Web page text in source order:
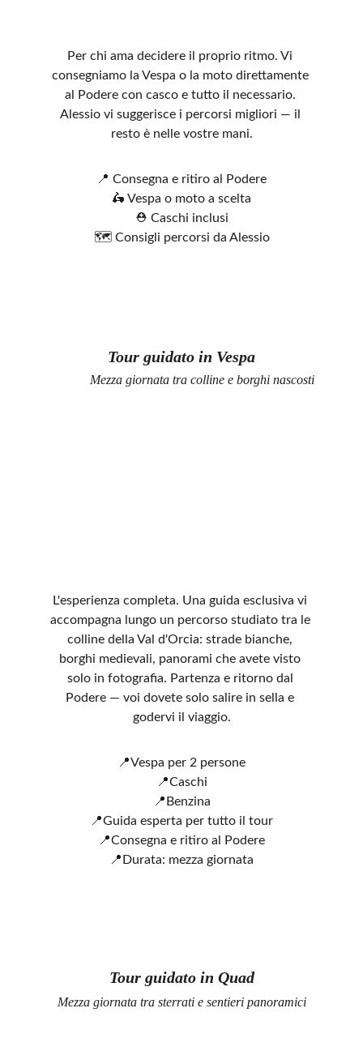
Tour guidato in Vespa
L'esperienza completa. Una guida esclusiva vi
accompagna lungo un percorso studiato tra le
colline della Val d'Orcia: strade bianche,
borghi medievali, panorami che avete visto
solo in fotografia. Partenza e ritorno dal
Podere — voi dovete solo salire in sella e
godervi il viaggio.
📍Vespa per 2 persone
📍Caschi
📍Benzina
📍Guida esperta per tutto il tour
📍Consegna e ritiro al Podere
📍Durata: mezza giornata
Mezza giornata tra colline e borghi nascosti
Tour guidato in Quad
Mezza giornata tra sterrati e sentieri panoramici
Per chi ama decidere il proprio ritmo. Vi
consegniamo la Vespa o la moto direttamente
al Podere con casco e tutto il necessario.
Alessio vi suggerisce i percorsi migliori — il
resto è nelle vostre mani.
📍 Consegna e ritiro al Podere
🛵 Vespa o moto a scelta
⛑️ Caschi inclusi
🗺️ Consigli percorsi da Alessio